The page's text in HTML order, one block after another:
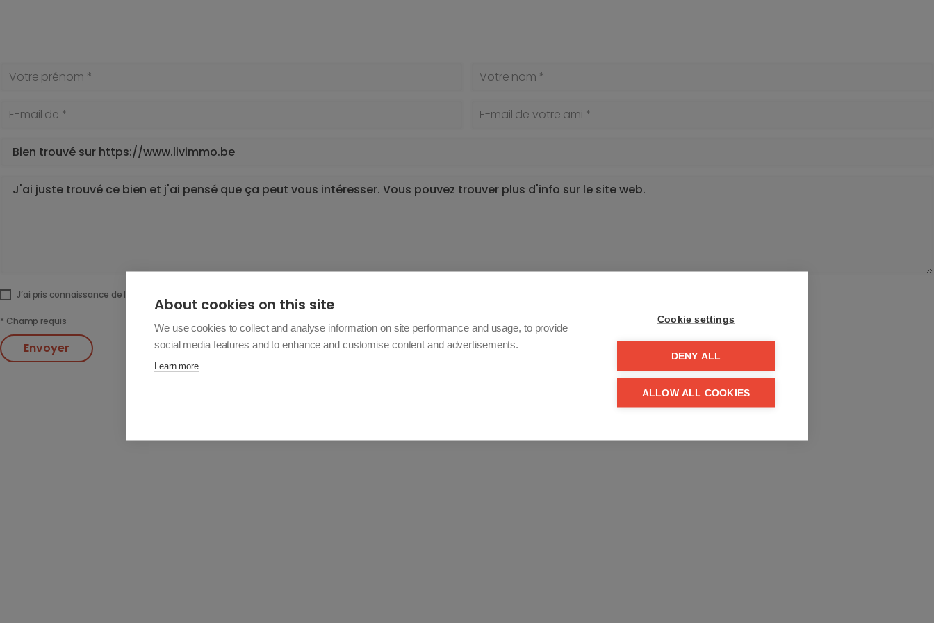
Votre prénom * Votre nom *
E-mail de * E-mail de votre ami *
J’ai pris connaissance de la
* Champ requis
Envoyer
About cookies on this site
We use cookies to collect and analyse information on site performance and usage, to provide
social media features and to enhance and customise content and advertisements.
Learn more
Cookie settings
DENY ALL
ALLOW ALL COOKIES